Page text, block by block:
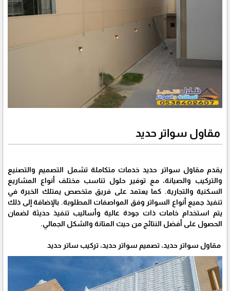
مقاول سواتر حديد
يقدم مقاول سواتر حديد خدمات متكاملة تشمل التصميم والتصنيع
والتركيب والصيانة، مع توفير حلول تناسب مختلف أنواع المشاريع
السكنية والتجارية. كما يعتمد على فريق متخصص يمتلك الخبرة في
تنفيذ جميع أنواع السواتر وفق المواصفات المطلوبة. بالإضافة إلى ذلك
يتم استخدام خامات ذات جودة عالية وأساليب تنفيذ حديثة لضمان
الحصول على أفضل النتائج من حيث المتانة والشكل الجمالي.
مقاول سواتر حديد، تصميم سواتر حديد، تركيب ساتر حديد